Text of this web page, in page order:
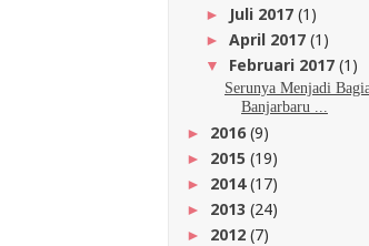
► Juli 2017 (1)
► April 2017 (1)
▼ Februari 2017 (1)
Serunya Menjadi
Banjarbaru ...
► 2016(9)
► 2015 (19)
► 2014(17)
► 2013 (24)
► 2012 (7)